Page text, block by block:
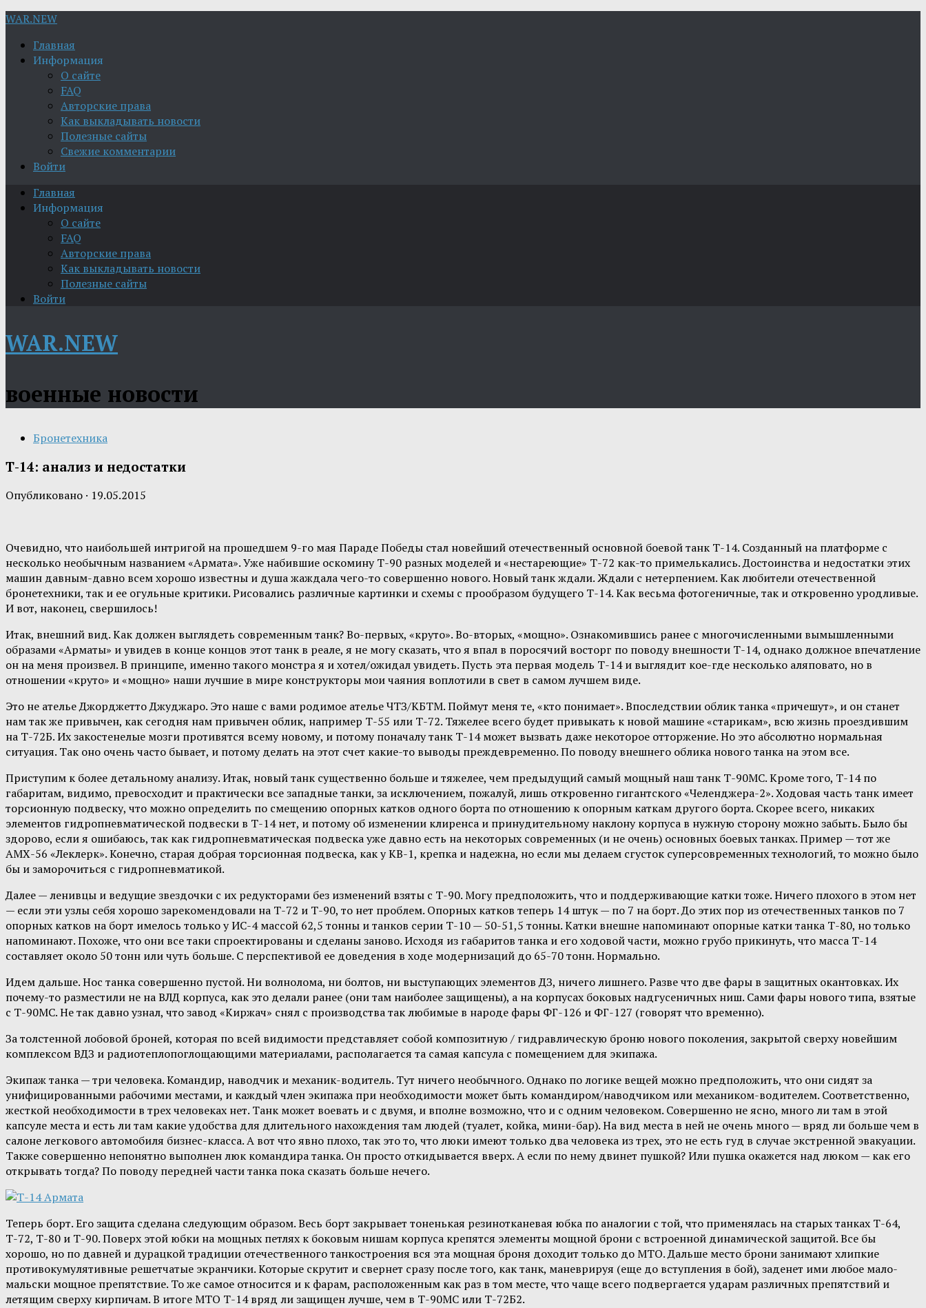
WAR.NEW
Главная
Информация
О сайте
FAQ
Авторские права
Как выкладывать новости
Полезные сайты
Свежие комментарии
Войти
Главная
Информация
О сайте
FAQ
Авторские права
Как выкладывать новости
Полезные сайты
Войти
WAR.NEW
военные новости
Бронетехника
Т-14: анализ и недостатки
Опубликовано · 19.05.2015
Очевидно, что наибольшей интригой на прошедшем 9-го мая Параде Победы стал новейший отечественный основной боевой танк Т-14. Созданный на платформе с
несколько необычным названием «Армата». Уже набившие оскомину Т-90 разных моделей и «нестареющие» Т-72 как-то примелькались. Достоинства и недостатки этих
машин давным-давно всем хорошо известны и душа жаждала чего-то совершенно нового. Новый танк ждали. Ждали с нетерпением. Как любители отечественной
бронетехники, так и ее огульные критики. Рисовались различные картинки и схемы с прообразом будущего Т-14. Как весьма фотогеничные, так и откровенно уродливые.
И вот, наконец, свершилось!
Итак, внешний вид. Как должен выглядеть современным танк? Во-первых, «круто». Во-вторых, «мощно». Ознакомившись ранее с многочисленными вымышленными
образами «Арматы» и увидев в конце концов этот танк в реале, я не могу сказать, что я впал в поросячий восторг по поводу внешности Т-14, однако должное впечатление
он на меня произвел. В принципе, именно такого монстра я и хотел/ожидал увидеть. Пусть эта первая модель Т-14 и выглядит кое-где несколько аляповато, но в
отношении «круто» и «мощно» наши лучшие в мире конструкторы мои чаяния воплотили в свет в самом лучшем виде.
Это не ателье Джорджетто Джуджаро. Это наше с вами родимое ателье ЧТЗ/КБТМ. Поймут меня те, «кто понимает». Впоследствии облик танка «причешут», и он станет
нам так же привычен, как сегодня нам привычен облик, например Т-55 или Т-72. Тяжелее всего будет привыкать к новой машине «старикам», всю жизнь проездившим
на Т-72Б. Их закостенелые мозги противятся всему новому, и потому поначалу танк Т-14 может вызвать даже некоторое отторжение. Но это абсолютно нормальная
ситуация. Так оно очень часто бывает, и потому делать на этот счет какие-то выводы преждевременно. По поводу внешнего облика нового танка на этом все.
Приступим к более детальному анализу. Итак, новый танк существенно больше и тяжелее, чем предыдущий самый мощный наш танк Т-90МС. Кроме того, Т-14 по
габаритам, видимо, превосходит и практически все западные танки, за исключением, пожалуй, лишь откровенно гигантского «Челенджера-2». Ходовая часть танк имеет
торсионную подвеску, что можно определить по смещению опорных катков одного борта по отношению к опорным каткам другого борта. Скорее всего, никаких
элементов гидропневматической подвески в Т-14 нет, и потому об изменении клиренса и принудительному наклону корпуса в нужную сторону можно забыть. Было бы
здорово, если я ошибаюсь, так как гидропневматическая подвеска уже давно есть на некоторых современных (и не очень) основных боевых танках. Пример — тот же
АМХ-56 «Леклерк». Конечно, старая добрая торсионная подвеска, как у КВ-1, крепка и надежна, но если мы делаем сгусток суперсовременных технологий, то можно было
бы и заморочиться с гидропневматикой.
Далее — ленивцы и ведущие звездочки с их редукторами без изменений взяты с Т-90. Могу предположить, что и поддерживающие катки тоже. Ничего плохого в этом нет
— если эти узлы себя хорошо зарекомендовали на Т-72 и Т-90, то нет проблем. Опорных катков теперь 14 штук — по 7 на борт. До этих пор из отечественных танков по 7
опорных катков на борт имелось только у ИС-4 массой 62,5 тонны и танков серии Т-10 — 50-51,5 тонны. Катки внешне напоминают опорные катки танка Т-80, но только
напоминают. Похоже, что они все таки спроектированы и сделаны заново. Исходя из габаритов танка и его ходовой части, можно грубо прикинуть, что масса Т-14
составляет около 50 тонн или чуть больше. С перспективой ее доведения в ходе модернизаций до 65-70 тонн. Нормально.
Идем дальше. Нос танка совершенно пустой. Ни волнолома, ни болтов, ни выступающих элементов ДЗ, ничего лишнего. Разве что две фары в защитных окантовках. Их
почему-то разместили не на ВЛД корпуса, как это делали ранее (они там наиболее защищены), а на корпусах боковых надгусеничных ниш. Сами фары нового типа, взятые
с Т-90МС. Не так давно узнал, что завод «Киржач» снял с производства так любимые в народе фары ФГ-126 и ФГ-127 (говорят что временно).
За толстенной лобовой броней, которая по всей видимости представляет собой композитную / гидравлическую броню нового поколения, закрытой сверху новейшим
комплексом ВДЗ и радиотеплопоглощающими материалами, располагается та самая капсула с помещением для экипажа.
Экипаж танка — три человека. Командир, наводчик и механик-водитель. Тут ничего необычного. Однако по логике вещей можно предположить, что они сидят за
унифицированными рабочими местами, и каждый член экипажа при необходимости может быть командиром/наводчиком или механиком-водителем. Соответственно,
жесткой необходимости в трех человеках нет. Танк может воевать и с двумя, и вполне возможно, что и с одним человеком. Совершенно не ясно, много ли там в этой
капсуле места и есть ли там какие удобства для длительного нахождения там людей (туалет, койка, мини-бар). На вид места в ней не очень много — вряд ли больше чем в
салоне легкового автомобиля бизнес-класса. А вот что явно плохо, так это то, что люки имеют только два человека из трех, это не есть гуд в случае экстренной эвакуации.
Также совершенно непонятно выполнен люк командира танка. Он просто откидывается вверх. А если по нему двинет пушкой? Или пушка окажется над люком — как его
открывать тогда? По поводу передней части танка пока сказать больше нечего.
Теперь борт. Его защита сделана следующим образом. Весь борт закрывает тоненькая резинотканевая юбка по аналогии с той, что применялась на старых танках Т-64,
Т-72, Т-80 и Т-90. Поверх этой юбки на мощных петлях к боковым нишам корпуса крепятся элементы мощной брони с встроенной динамической защитой. Все бы
хорошо, но по давней и дурацкой традиции отечественного танкостроения вся эта мощная броня доходит только до МТО. Дальше место брони занимают хлипкие
противокумулятивные решетчатые экранчики. Которые скрутит и свернет сразу после того, как танк, маневрируя (еще до вступления в бой), заденет ими любое мало-
мальски мощное препятствие. То же самое относится и к фарам, расположенным как раз в том месте, что чаще всего подвергается ударам различных препятствий и
летящим сверху кирпичам. В итоге МТО Т-14 вряд ли защищен лучше, чем в Т-90МС или Т-72Б2.